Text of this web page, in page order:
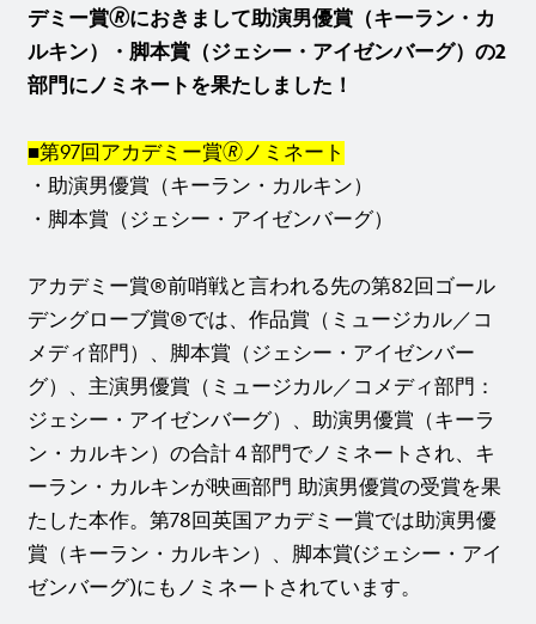
デミー賞🄬におきまして助演男優賞（キーラン・カ
ルキン）・脚本賞（ジェシー・アイゼンバーグ）の2
部門にノミネートを果たしました！
■第97回アカデミー賞🄬ノミネート
・助演男優賞（キーラン・カルキン）
・脚本賞（ジェシー・アイゼンバーグ）
アカデミー賞®前哨戦と言われる先の第82回ゴール
デングローブ賞®では、作品賞（ミュージカル／コ
メディ部門）、脚本賞（ジェシー・アイゼンバー
グ）、主演男優賞（ミュージカル／コメディ部門：
ジェシー・アイゼンバーグ）、助演男優賞（キーラ
ン・カルキン）の合計４部門でノミネートされ、キ
ーラン・カルキンが映画部門 助演男優賞の受賞を果
たした本作。第78回英国アカデミー賞では助演男優
賞（キーラン・カルキン）、脚本賞(ジェシー・アイ
ゼンバーグ)にもノミネートされています。